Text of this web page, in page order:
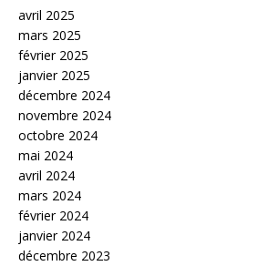
avril 2025
mars 2025
février 2025
janvier 2025
décembre 2024
novembre 2024
octobre 2024
mai 2024
avril 2024
mars 2024
février 2024
janvier 2024
décembre 2023